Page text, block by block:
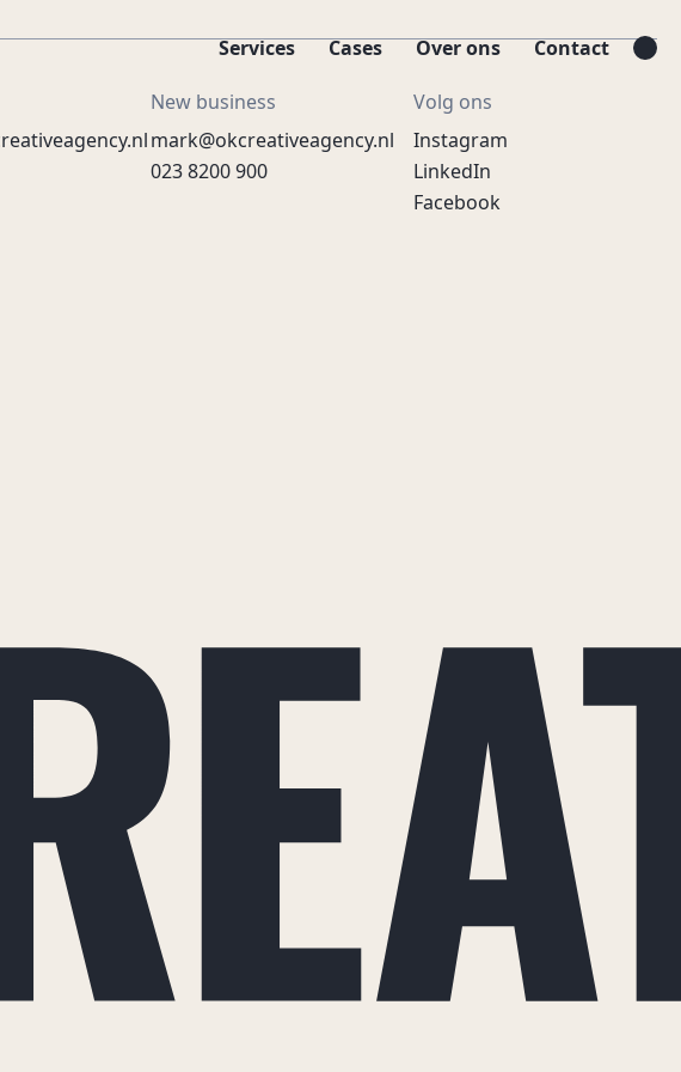
Services Cases Over ons Contact
New business
mark@okcreativeagency.nl
023 8200 900
Volg ons
Instagram
LinkedIn
Facebook